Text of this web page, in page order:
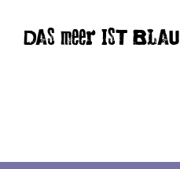
DAS meer IST BLAU